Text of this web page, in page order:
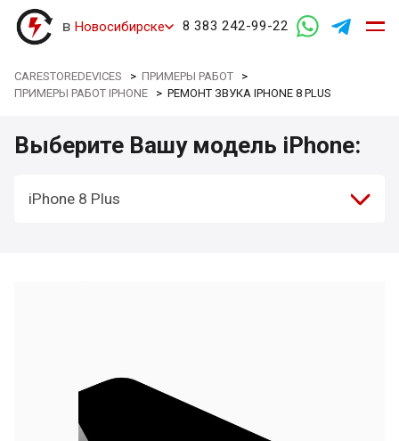
в Новосибирске 8 383 242-99-22
CARESTOREDEVICES >ПРИМЕРЫ РАБОТ >
ПРИМЕРЫ РАБОТ IPHONE >РЕМОНТ ЗВУКА IPHONE 8 PLUS
Выберите Вашу модель iPhone:
iPhone 8 Plus